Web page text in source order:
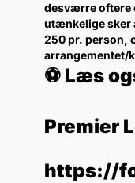
desværre oftere
utænkelige sker
250 pr. person,
arrangementet/
⚽ Læs
Premier
https://